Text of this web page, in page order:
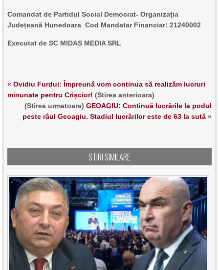
Comandat de Partidul Social Democrat- Organizația
Județeană Hunedoara Cod Mandatar Financiar: 21240002
Executat de SC MIDAS MEDIA SRL
«Ovidiu Furdui: Împreună vom continua să realizăm lucruri
minunate pentru Crișcior! (Stirea anterioara)
(Stirea urmatoare) GEOAGIU: Continuă lucrările la podul
peste râul Geoagiu. Stadiul lucrărilor este de 63 la sută»
STIRI SIMILARE